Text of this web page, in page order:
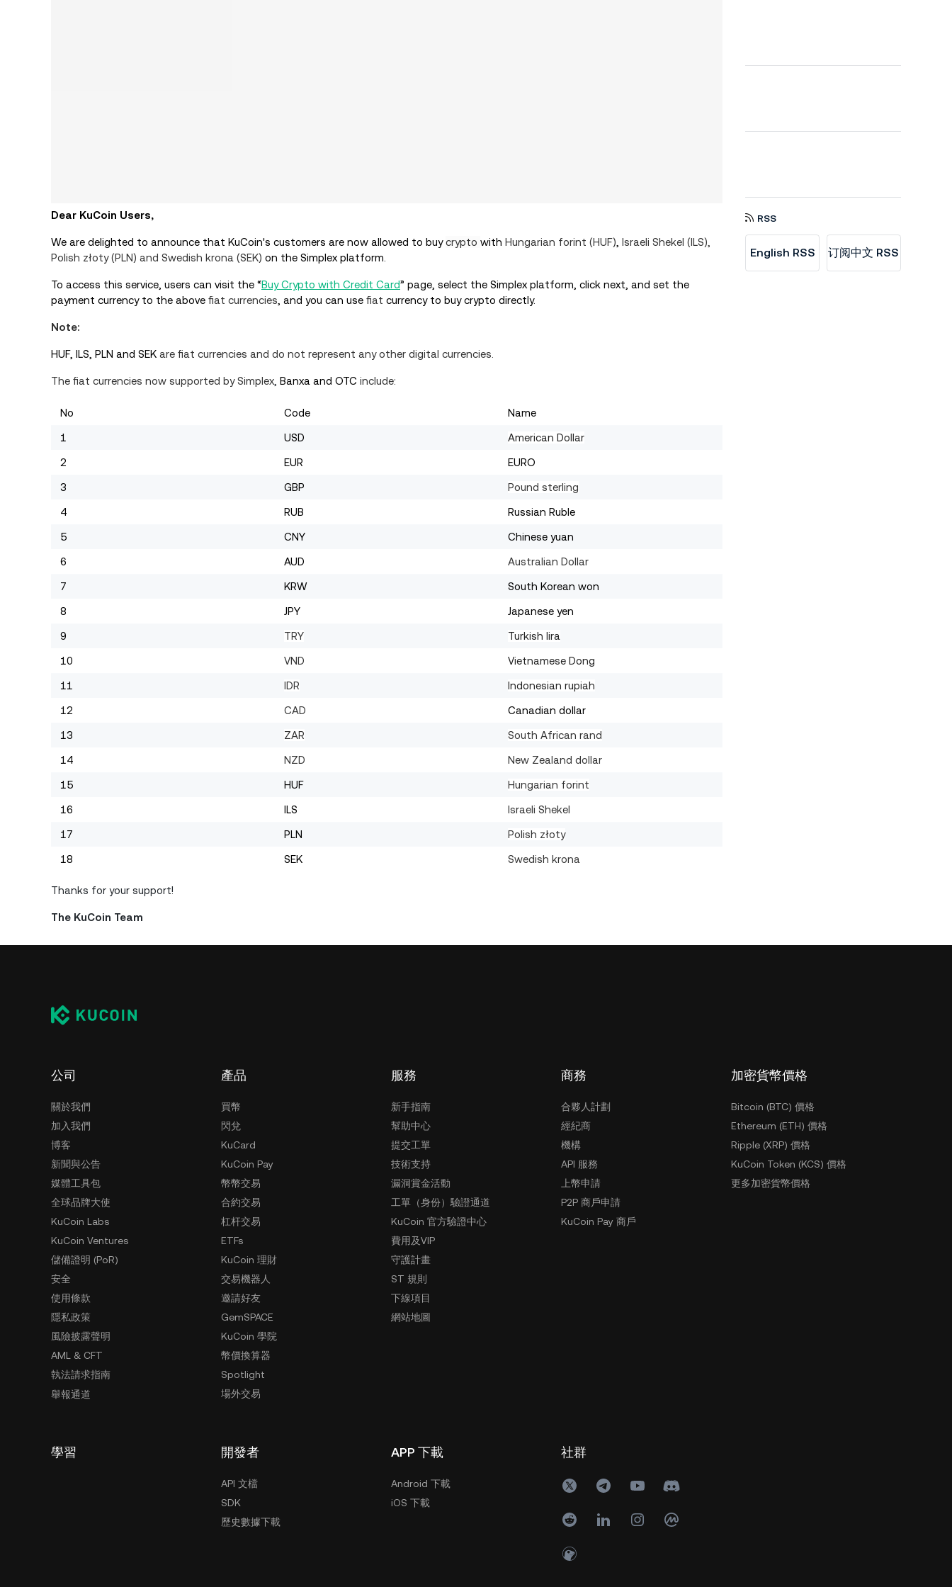
Dear KuCoin Users,
We are delighted to announce that KuCoin's customers are now allowed to buycrypto with Hungarian forint (HUF) Israeli Shekel (ILS),
Polish złoty (PLN) and Swedish krona (SEK) on the Simplex platform.
To access this service, users can visit the “Buy Crypto with Credit Card” page, select the Simplex platform, click next, and set the
payment currency to the above fiat currencies , and you can use fiat currency to buy crypto directly.
Note:
HUF, ILS, PLN and SEK are fiat currencies and do not represent any other digital currencies.
The fiat currencies now supported by Simplex Banxa and OTC include:
No Code Name
1 USD American Dollar
2 EUR EURO
3 GBP Pound sterling
4 RUB Russian Ruble
5 CNY Chinese yuan
6 AUD Australian Dollar
7 KRW South Korean won
8 JPY Japanese yen
9 TRY Turkish lira
10 VND Vietnamese Dong
11 IDR Indonesian rupiah
12 CAD Canadian dollar
13 ZAR South African rand
14 NZD New Zealand dollar
15 HUF Hungarian forint
16 ILS Israeli Shekel
17 PLN Polish złoty
18 SEK Swedish krona
Thanks for your support!
The KuCoin Team
RSS
English RSS 订阅中文 RSS
公司
關於我們
加入我們
博客
新聞與公告
媒體工具包
全球品牌大使
KuCoin Labs
KuCoin Ventures
儲備證明 (PoR)
安全
使用條款
隱私政策
風險披露聲明
AML & CFT
執法請求指南
舉報通道
產品
買幣
閃兌
KuCard
KuCoin Pay
幣幣交易
合約交易
杠杆交易
ETFs
KuCoin 理財
交易機器人
邀請好友
GemSPACE
KuCoin 學院
幣價換算器
Spotlight
場外交易
服務
新手指南
幫助中心
提交工單
技術支持
漏洞賞金活動
工單（身份）驗證通道
KuCoin 官方驗證中心
費用及VIP
守護計畫
ST 規則
下線項目
網站地圖
商務
合夥人計劃
經紀商
機構
API 服務
上幣申請
P2P 商戶申請
KuCoin Pay 商戶
加密貨幣價格
Bitcoin (BTC) 價格
Ethereum (ETH) 價格
Ripple (XRP) 價格
KuCoin Token (KCS) 價格
更多加密貨幣價格
學習 開發者
API 文檔
SDK
歷史數據下載
APP 下載
Android 下載
iOS 下載
社群